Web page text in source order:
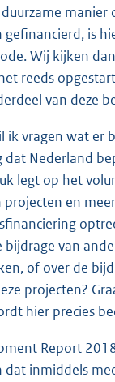
manier
is
Wij kijken
reeds
van deze
ik vragen wat er
Nederland
legt op het
projecten en
bijdrage van
of over de
projecten?
hier precies
Report
dat inmiddels